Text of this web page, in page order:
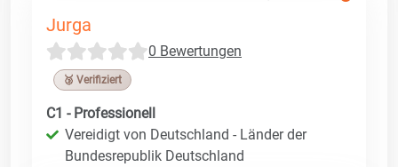
Jurga
0 Bewertungen
🥉 Verifiziert
C1 - Professionell
Vereidigt von Deutschland - Länder der
Bundesrepublik Deutschland